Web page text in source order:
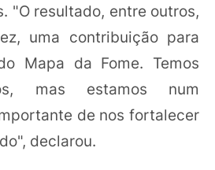
"O resultado, entre outros,
uma contribuição para
Mapa da Fome. Temos
mas estamos num
de nos fortalecer
declarou.